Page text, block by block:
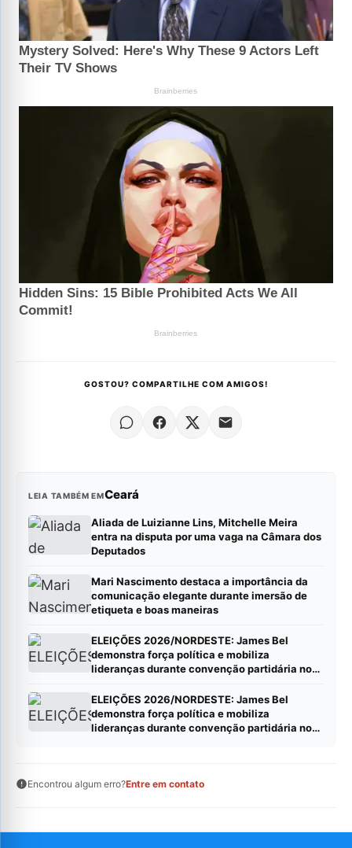
GOSTOU? COMPARTILHE COM AMIGOS!
LEIA TAMBÉM EMCeará
Aliada de Luizianne Lins, Mitchelle Meira
entra na disputa por uma vaga na Câmara dos
Deputados
Mari Nascimento destaca a importância da
comunicação elegante durante imersão de
etiqueta e boas maneiras
ELEIÇÕES 2026/NORDESTE: James Bel
demonstra força política e mobiliza
lideranças durante convenção partidária no
ELEIÇÕES 2026/NORDESTE: James Bel
demonstra força política e mobiliza
lideranças durante convenção partidária no
Encontrou algum erro?Entre em contato